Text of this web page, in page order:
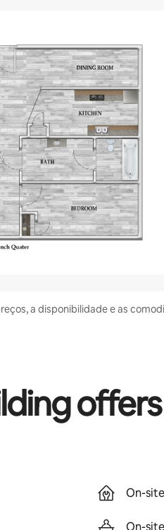
a disponibilidade e as
offers
On-
On-